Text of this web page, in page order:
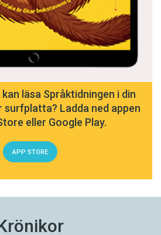
läsa Språktidningen i din
Ladda ned appen
eller Google Play.
APP STORE